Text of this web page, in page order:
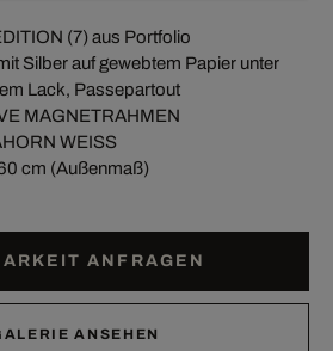
(7) aus Portfolio
Silber auf gewebtem Papier unter
Lack, Passepartout
MAGNETRAHMEN
WEISS
cm (Außenmaß)
ANFRAGEN
ANSEHEN